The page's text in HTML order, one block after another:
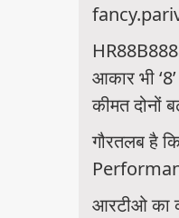
आकार भी
कीमत दोनों
गौरतलब है
आरटीओ का